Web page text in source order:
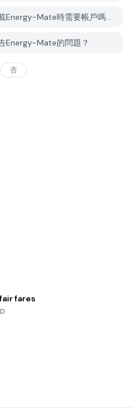
我需要在PGYER APK HUB上下載Energy-Mate時需要帳戶嗎？
Energy-Mate的問題？
否
fares